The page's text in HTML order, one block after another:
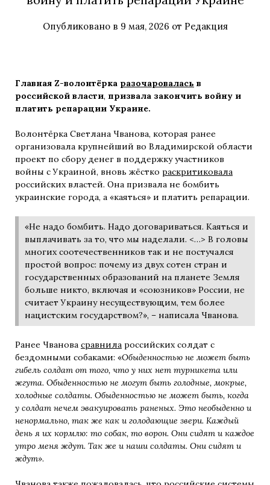
Опубликовано в 9 мая, 2026 от Редакция
Главная Z-волонтёрка разочаровалась в
российской власти, призвала закончить войну и
платить репарации Украине.
Волонтёрка Светлана Чванова, которая ранее
организовала крупнейший во Владимирской области
проект по сбору денег в поддержку участников
войны с Украиной, вновь жёстко раскритиковала
российских властей. Она призвала не бомбить
украинские города, а «каяться» и платить репарации.
«Не надо бомбить. Надо договариваться. Каяться и
выплачивать за то, что мы наделали. <…> В головы
многих соотечественников так и не постучался
простой вопрос: почему из двух сотен стран и
государственных образований на планете Земля
больше никто, включая и «союзников» России, не
считает Украину несуществующим, тем более
нацистским государством?», – написала Чванова.
Ранее Чванова сравнила российских солдат с
бездомными собаками: «Обыденностью не может быть
гибель солдат от того, что у них нет турникета или
жгута. Обыденностью не могут быть голодные, мокрые,
холодные солдаты. Обыденностью не может быть, когда
у солдат нечем эвакуировать раненых. Это необыденно и
ненормально, так же как и голодающие звери. Каждый
день я их кормлю: то собак, то ворон. Они сидят и каждое
утро меня ждут. Так же и наши солдаты. Они сидят и
ждут».